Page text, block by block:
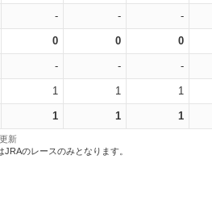
- - -
0 0 0
- - -
1 1 1
1 1 1
新
のレースのみとなります。